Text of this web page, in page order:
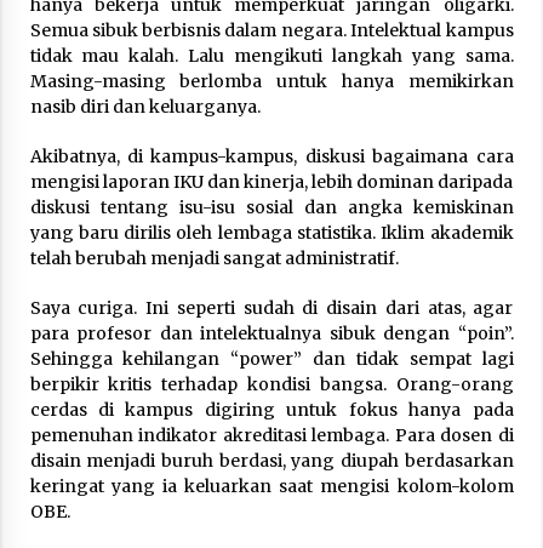
Semua sibuk berbisnis dalam negara. Intelektual kampus
tidak mau kalah. Lalu mengikuti langkah yang sama.
Masing-masing berlomba untuk hanya memikirkan
nasib diri dan keluarganya.
Akibatnya, di kampus-kampus, diskusi bagaimana cara
mengisi laporan IKU dan kinerja, lebih dominan daripada
diskusi tentang isu-isu sosial dan angka kemiskinan
yang baru dirilis oleh lembaga statistika. Iklim akademik
telah berubah menjadi sangat administratif.
Saya curiga. Ini seperti sudah di disain dari atas, agar
para profesor dan intelektualnya sibuk dengan “poin”.
Sehingga kehilangan “power” dan tidak sempat lagi
berpikir kritis terhadap kondisi bangsa. Orang-orang
cerdas di kampus digiring untuk fokus hanya pada
pemenuhan indikator akreditasi lembaga. Para dosen di
disain menjadi buruh berdasi, yang diupah berdasarkan
keringat yang ia keluarkan saat mengisi kolom-kolom
OBE.